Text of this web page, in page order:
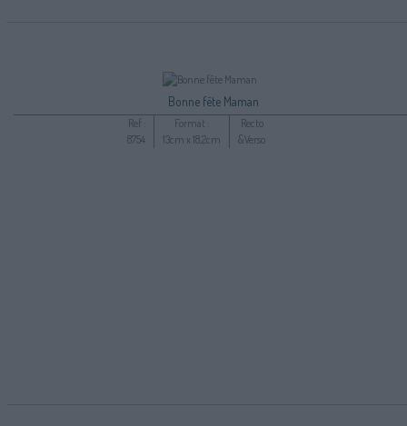
Bonne fête Maman
Ref :
8754
Format :
13cm x 18,2cm
Recto
&Verso